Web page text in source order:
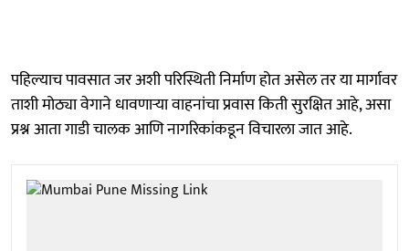
पहिल्याच पावसात जर अशी परिस्थिती निर्माण होत असेल तर या मार्गावर
ताशी मोठ्या वेगाने धावणाऱ्या वाहनांचा प्रवास किती सुरक्षित आहे, असा
प्रश्न आता गाडी चालक आणि नागरिकांकडून विचारला जात आहे.